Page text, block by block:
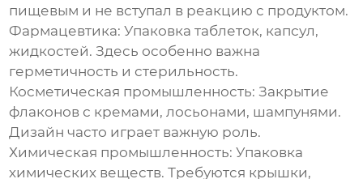
пищевым и не вступал в реакцию с продуктом.
Фармацевтика: Упаковка таблеток, капсул,
жидкостей. Здесь особенно важна
герметичность и стерильность.
Косметическая промышленность: Закрытие
флаконов с кремами, лосьонами, шампунями.
Дизайн часто играет важную роль.
Химическая промышленность: Упаковка
химических веществ. Требуются крышки,